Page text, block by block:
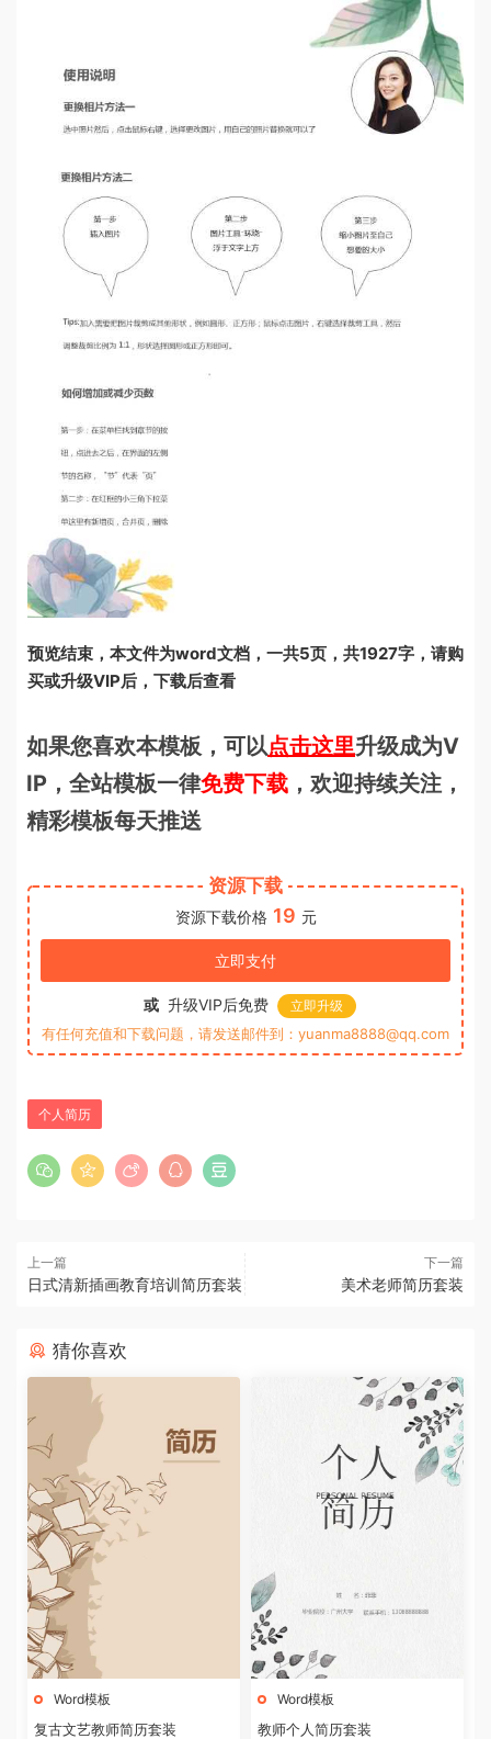
预览结束，本文件为word文档，一共5页，共1927字，请购
买或升级VIP后，下载后查看
如果您喜欢本模板，可以点击这里升级成为V
IP，全站模板一律免费下载 ，欢迎持续关注，
精彩模板每天推送
资源下载
资源下载价格 19 元
立即支付
或 升级VIP后免费 立即升级
有任何充值和下载问题，请发送邮件到：yuanma8888@qq.com
个人简历
上一篇
日式清新插画教育培训简历套装
下一篇
美术老师简历套装
猜你喜欢
Word模板
复古文艺教师简历套装
Word模板
教师个人简历套装